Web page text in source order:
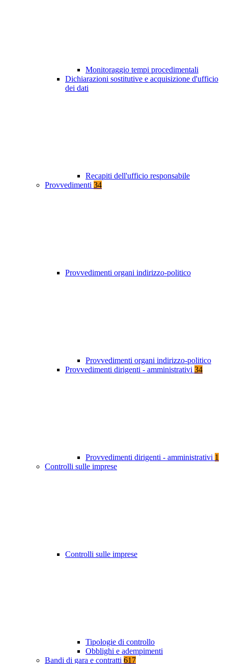
Monitoraggio tempi procedimentali
Dichiarazioni sostitutive e acquisizione d'ufficio
dei dati
Recapiti dell'ufficio responsabile
Provvedimenti 34
Provvedimenti organi indirizzo-politico
Provvedimenti organi indirizzo-politico
Provvedimenti dirigenti - amministrativi 34
Provvedimenti dirigenti - amministrativi 1
Controlli sulle imprese
Controlli sulle imprese
Tipologie di controllo
Obblighi e adempimenti
Bandi di gara e contratti 617